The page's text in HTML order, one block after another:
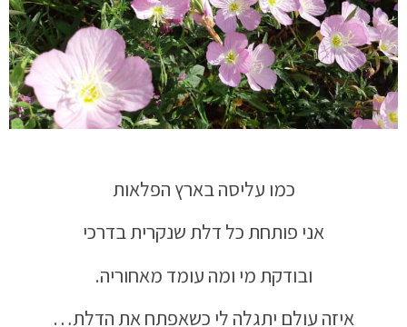
כמו עליסה בארץ הפלאות
אני פותחת כל דלת שנקרית בדרכי
ובודקת מי ומה עומד מאחוריה.
איזה עולם יתגלה לי כשאפתח את הדלת…